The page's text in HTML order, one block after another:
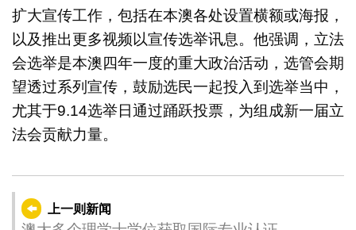
扩大宣传工作，包括在本澳各处设置横额或海报，
以及推出更多视频以宣传选举讯息。他强调，立法
会选举是本澳四年一度的重大政治活动，选管会期
望透过系列宣传，鼓励选民一起投入到选举当中，
尤其于9.14选举日通过踊跃投票，为组成新一届立
法会贡献力量。
上一则新闻